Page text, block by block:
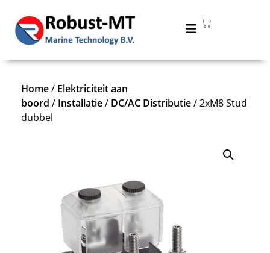
Home/ Elektriciteit aan
boord / Installatie/ DC/AC Distributie/ 2xM8 Stud
dubbel